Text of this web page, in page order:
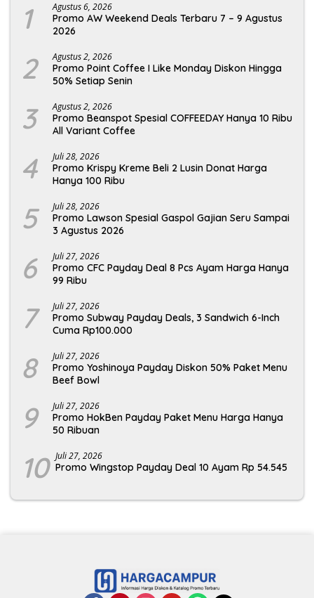
1 Agustus 6, 2026
Promo AW Weekend Deals Terbaru 7 – 9 Agustus
2026
2 Agustus 2, 2026
Promo Point Coffee I Like Monday Diskon Hingga
50% Setiap Senin
3 Agustus 2, 2026
Promo Beanspot Spesial COFFEEDAY Hanya 10 Ribu
All Variant Coffee
4 Juli 28, 2026
Promo Krispy Kreme Beli 2 Lusin Donat Harga
Hanya 100 Ribu
5 Juli 28, 2026
Promo Lawson Spesial Gaspol Gajian Seru Sampai
3 Agustus 2026
6 Juli 27, 2026
Promo CFC Payday Deal 8 Pcs Ayam Harga Hanya
99 Ribu
7 Juli 27, 2026
Promo Subway Payday Deals, 3 Sandwich 6-Inch
Cuma Rp100.000
8 Juli 27, 2026
Promo Yoshinoya Payday Diskon 50% Paket Menu
Beef Bowl
9 Juli 27, 2026
Promo HokBen Payday Paket Menu Harga Hanya
50 Ribuan
10 Juli 27, 2026
Promo Wingstop Payday Deal 10 Ayam Rp 54.545